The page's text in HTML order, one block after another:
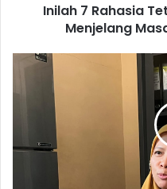
PensiunInilah 7 Rahasia
Menjelang
Siswi
Guru
Karawang
Diduga
Diintervensi